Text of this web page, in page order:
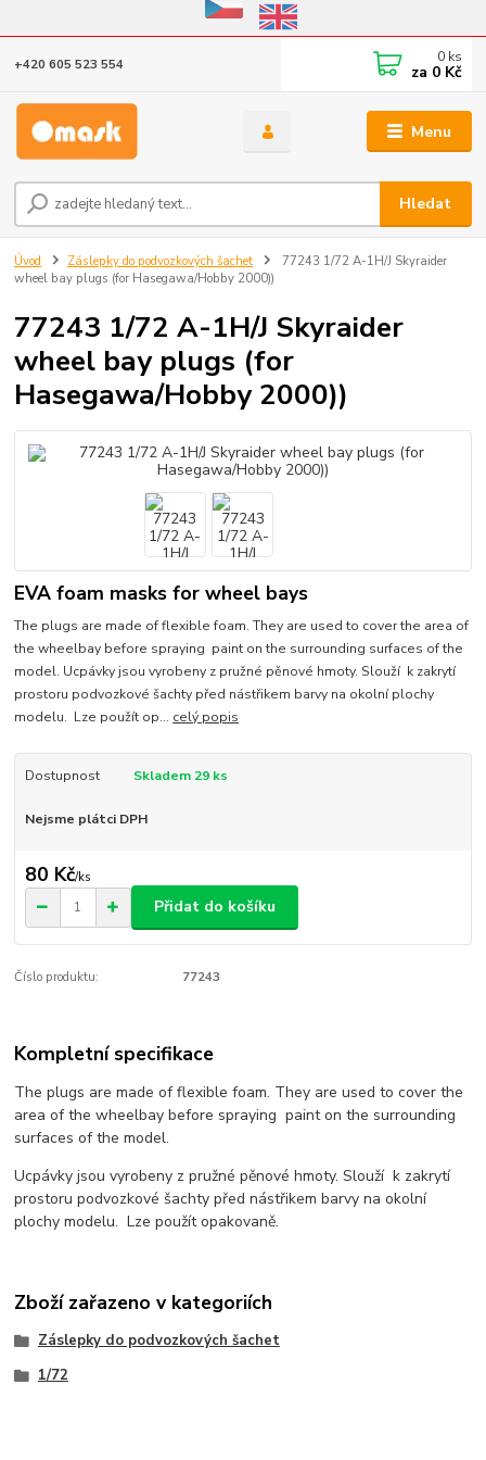
Eshop v provozu do 31.10.2026
Menu
Hledat
+420 605 523 554 0 ks
za 0 Kč
Úvod Záslepky do podvozkových šachet
77243 1/72 A-1H/J Skyraider
wheel bay plugs (for Hasegawa/Hobby 2000))
77243 1/72 A-1H/J Skyraider
wheel bay plugs (for
Hasegawa/Hobby 2000))
EVA foam masks for wheel bays
The plugs are made of flexible foam. They are used to cover the area of
the wheelbay before spraying paint on the surrounding surfaces of the
model. Ucpávky jsou vyrobeny z pružné pěnové hmoty. Slouží k zakrytí
prostoru podvozkové šachty před nástřikem barvy na okolní plochy
modelu. Lze použít op... celý popis
Dostupnost Skladem 29 ks
Nejsme plátci DPH
80 Kč/ks
Přidat do košíku
Číslo produktu: 77243
Kompletní specifikace
The plugs are made of flexible foam. They are used to cover the
area of the wheelbay before spraying paint on the surrounding
surfaces of the model.
Ucpávky jsou vyrobeny z pružné pěnové hmoty. Slouží k zakrytí
prostoru podvozkové šachty před nástřikem barvy na okolní
plochy modelu. Lze použít opakovaně.
Zboží zařazeno v kategoriích
Záslepky do podvozkových šachet
1/72